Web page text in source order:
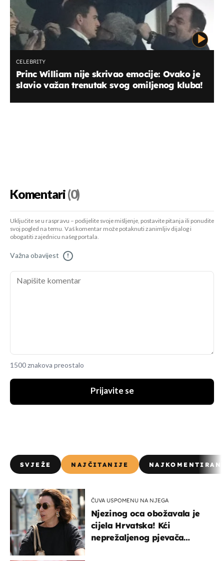
CELEBRITY
Princ William nije skrivao emocije: Ovako je
slavio važan trenutak svog omiljenog kluba!
Komentari(0)
Uključite se u raspravu – podijelite svoje mišljenje, postavite pitanja ili ponudite
svoj pogled na temu. Vaš komentar može potaknuti zanimljiv dijalog i
obogatiti zajednicu našeg portala.
Važna obavijest !
1500 znakova preostalo
Prijavite se
SVJEŽE NAJČITANIJE
ČUVA USPOMENU NA NJEGA
Njezinog oca obožavala je
cijela Hrvatska! Kći
neprežaljenog pjevača